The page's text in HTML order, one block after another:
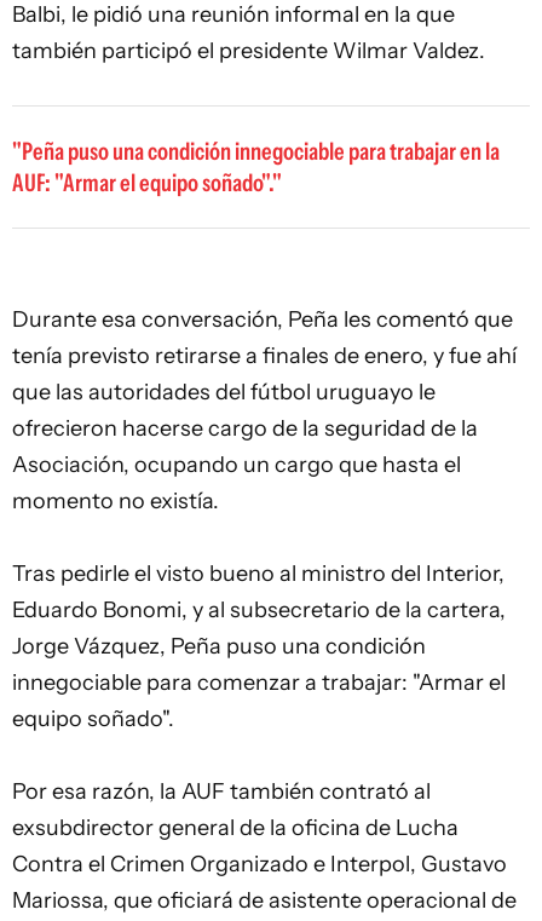
Balbi, le pidió una reunión informal en la que
también participó el presidente Wilmar Valdez.
Peña puso una condición innegociable para trabajar en la
AUF: "Armar el equipo soñado".
Durante esa conversación, Peña les comentó que
tenía previsto retirarse a finales de enero, y fue ahí
que las autoridades del fútbol uruguayo le
ofrecieron hacerse cargo de la seguridad de la
Asociación, ocupando un cargo que hasta el
momento no existía.
Tras pedirle el visto bueno al ministro del Interior,
Eduardo Bonomi, y al subsecretario de la cartera,
Jorge Vázquez, Peña puso una condición
innegociable para comenzar a trabajar: "Armar el
equipo soñado".
Por esa razón, la AUF también contrató al
exsubdirector general de la oficina de Lucha
Contra el Crimen Organizado e Interpol, Gustavo
Mariossa, que oficiará de asistente operacional de